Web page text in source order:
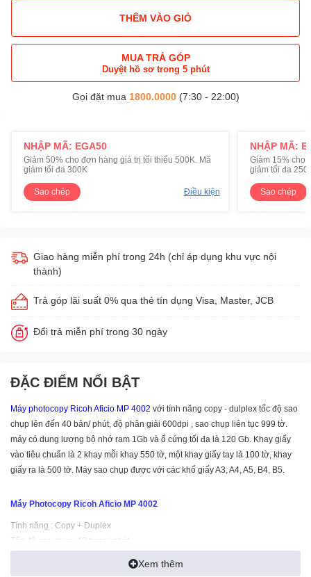
THÊM VÀO GIỎ
MUA TRẢ GÓP
Duyệt hồ sơ trong 5 phút
Gọi đặt mua 1800.0000(7:30 - 22:00)
NHẬP MÃ: EGA50
Giảm 50% cho đơn hàng giá trị tối thiểu 500K. Mã
giảm tối đa 300K
Sao chép Điều kiện
NHẬP MÃ:
Giảm 15% cho
giảm tối đa
Sao chép
Giao hàng miễn phí trong 24h (chỉ áp dụng khu vực nội
thành)
Trả góp lãi suất 0% qua thẻ tín dụng Visa, Master, JCB
Đổi trả miễn phí trong 30 ngày
ĐẶC ĐIỂM NỔI BẬT
Máy photocopy Ricoh Aficio MP 4002 với tính năng copy - dulplex tốc độ sao
chụp lên đến 40 bản/ phút, độ phân giải 600dpi , sao chụp liên tục 999 tờ.
máy có dung lượng bộ nhớ ram 1Gb và ổ cứng tối đa là 120 Gb. Khay giấy
vào tiêu chuẩn là 2 khay mỗi khay 550 tờ, một khay giấy tay là 100 tờ, khay
giấy ra là 500 tờ. Máy sao chụp được với các khổ giấy A3, A4, A5, B4, B5.
Máy Photocopy Ricoh Aficio MP 4002
Tính năng : Copy + Duplex
Tốc độ sao chụp: 40 trang/ phút
Xem thêm